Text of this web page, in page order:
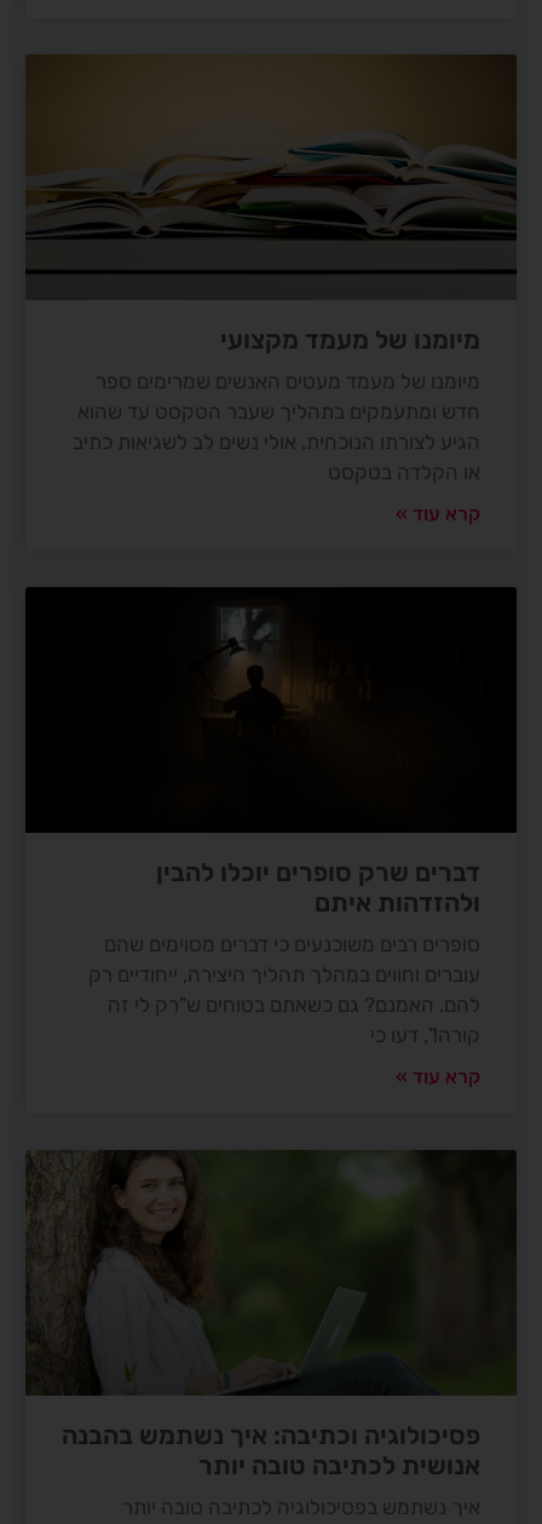
מיומנו של מעמד מקצועי
מיומנו של מעמד מעטים האנשים שמרימים ספר
חדש ומתעמקים בתהליך שעבר הטקסט עד שהוא
הגיע לצורתו הנוכחית. אולי נשים לב לשגיאות כתיב
או הקלדה בטקסט
קרא עוד »
דברים שרק סופרים יוכלו להבין
ולהזדהות איתם
סופרים רבים משוכנעים כי דברים מסוימים שהם
עוברים וחווים במהלך תהליך היצירה, ייחודיים רק
להם. האמנם? גם כשאתם בטוחים ש"רק לי זה
קורה!", דעו כי
קרא עוד »
פסיכולוגיה וכתיבה: איך נשתמש בהבנה
אנושית לכתיבה טובה יותר
איך נשתמש בפסיכולוגיה לכתיבה טובה יותר